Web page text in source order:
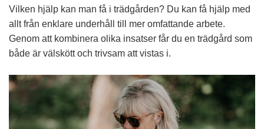
Vilken hjälp kan man få i trädgården? Du kan få hjälp med
allt från enklare underhåll till mer omfattande arbete.
Genom att kombinera olika insatser får du en trädgård som
både är välskött och trivsam att vistas i.